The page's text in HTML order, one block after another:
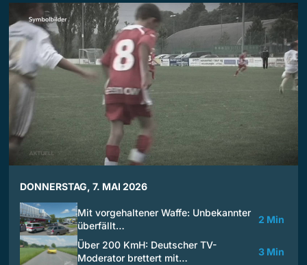
DONNERSTAG, 7. MAI 2026
Mit vorgehaltener Waffe: Unbekannter
überfällt…
2 Min
Über 200 KmH: Deutscher TV-
Moderator brettert mit…
3 Min